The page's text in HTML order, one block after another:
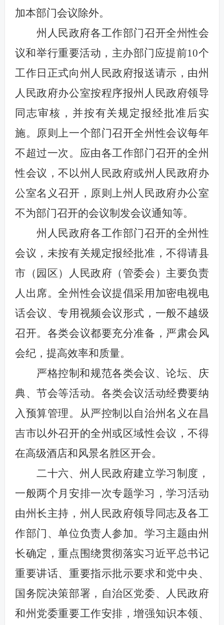
加本部门会议除外。
州人民政府各工作部门召开全州性会
议和举行重要活动，主办部门应提前10个
工作日正式向州人民政府报送请示，由州
人民政府办公室按程序报州人民政府领导
同志审核，并按有关规定报经批准后实
施。原则上一个部门召开全州性会议每年
不超过一次。应由各工作部门召开的全州
性会议，不以州人民政府或州人民政府办
公室名义召开，原则上州人民政府办公室
不为部门召开的会议制发会议通知等。
州人民政府各工作部门召开的全州性
会议，未按有关规定报经批准，不得请县
市（园区）人民政府（管委会）主要负责
人出席。全州性会议提倡采用加密电视电
话会议、专用视频会议形式，一般不越级
召开。各类会议都要充分准备，严肃会风
会纪，提高效率和质量。
严格控制和规范各类会议、论坛、庆
典、节会等活动。各类会议活动经费要纳
入预算管理。从严控制以自治州名义在昌
吉市以外召开的全州或区域性会议，不得
在高级酒店和风景名胜区开会。
二十六、州人民政府建立学习制度，
一般两个月安排一次专题学习，学习活动
由州长主持，州人民政府领导同志及各工
作部门、单位负责人参加。学习主题由州
长确定，重点围绕贯彻落实习近平总书记
重要讲话、重要指示批示要求和党中央、
国务院决策部署，自治区党委、人民政府
和州党委重要工作安排，增强知识本领、